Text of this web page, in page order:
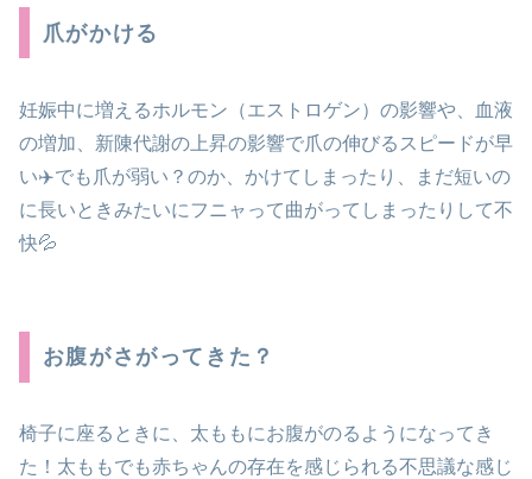
爪がかける
妊娠中に増えるホルモン（エストロゲン）の影響や、血液
の増加、新陳代謝の上昇の影響で爪の伸びるスピードが早
い✈️でも爪が弱い？のか、かけてしまったり、まだ短いの
に長いときみたいにフニャって曲がってしまったりして不
快💦
お腹がさがってきた？
椅子に座るときに、太ももにお腹がのるようになってき
た！太ももでも赤ちゃんの存在を感じられる不思議な感じ